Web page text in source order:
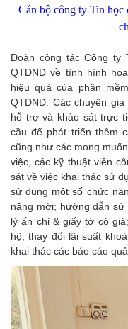
Cán bộ công ty Tin
Đoàn công tác Công ty
QTDND về tình hình
hiệu quả của phần
QTDND. Các chuyên
hỗ trợ và khảo sát trực
cầu để phát triển thêm
cũng như các mong
việc, các kỹ thuật viên
sát về việc khai thác sử
sử dụng một số chức
năng mới; hướng dẫn sử
lý ấn chỉ & giấy tờ có
hộ; thay đổi lãi suất
khai thác các báo cáo